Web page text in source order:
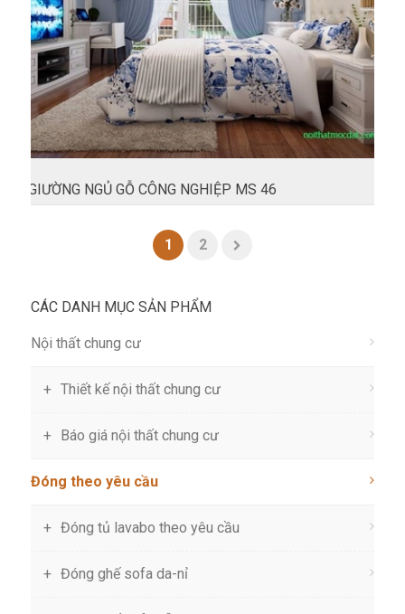
GIƯỜNG NGỦ GỖ CÔNG NGHIỆP MS 46
1 2
CÁC DANH MỤC SẢN PHẨM
Nội thất chung cư
Thiết kế nội thất chung cư
Báo giá nội thất chung cư
Đóng theo yêu cầu
Đóng tủ lavabo theo yêu cầu
Đóng ghế sofa da-nỉ